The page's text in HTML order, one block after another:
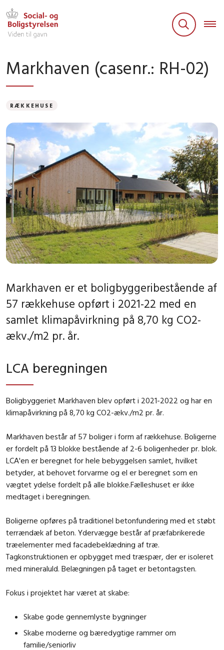
Markhaven (casenr.: RH-02)
RÆKKEHUSE
Markhaven er et boligbyggeribestående af
57 rækkehuse opført i 2021-22 med en
samlet klimapåvirkning på 8,70 kg CO2-
ækv./m2 pr. år.
LCA beregningen
Boligbyggeriet Markhaven blev opført i 2021-2022 og har en
klimapåvirkning på 8,70 kg CO2-ækv./m2 pr. år.
Markhaven består af 57 boliger i form af rækkehuse. Boligerne
er fordelt på 13 blokke bestående af 2-6 boligenheder pr. blok.
LCA'en er beregnet for hele bebyggelsen samlet, hvilket
betyder, at behovet forvarme og el er beregnet som en
vægtet ydelse fordelt på alle blokke.Fælleshuset er ikke
medtaget i beregningen.
Boligerne opføres på traditionel betonfundering med et støbt
terrændæk af beton. Ydervægge består af præfabrikerede
træelementer med facadebeklædning af træ.
Tagkonstruktionen er opbygget med træspær, der er isoleret
med mineraluld. Belægningen på taget er betontagsten.
Fokus i projektet har været at skabe:
Skabe gode gennemlyste bygninger
Skabe moderne og bæredygtige rammer om
familie/seniorliv